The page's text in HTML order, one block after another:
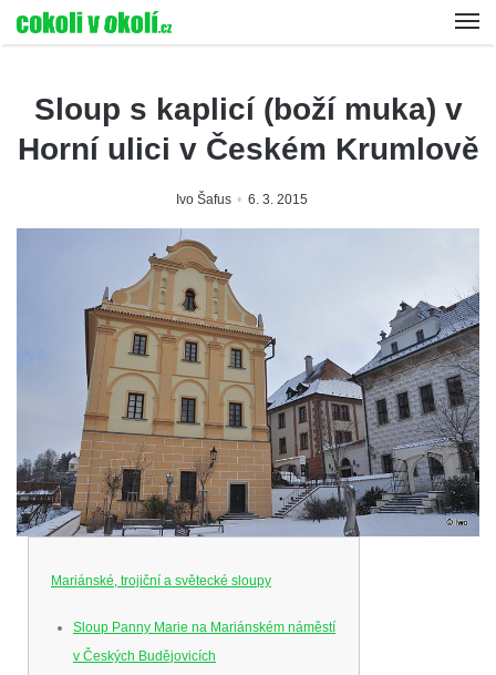
Sloup s kaplicí (boží muka) v
Horní ulici v Českém Krumlově
Ivo Šafus 6. 3. 2015
Mariánské, trojiční a světecké sloupy
Sloup Panny Marie na Mariánském náměstí
v Českých Budějovicích